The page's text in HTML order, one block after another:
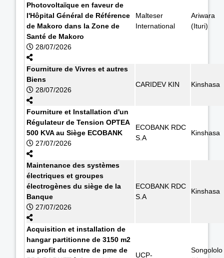
Photovoltaïque en faveur de
l'Hôpital Général de Référence
de Makoro dans la Zone de
Santé de Makoro
28/07/2026
Malteser
International
Ariwara
(Ituri)
Fourniture de Vivres et autres
Biens
28/07/2026
CARIDEV KIN Kinshasa
Fourniture et Installation d'un
Régulateur de Tension OPTEA
500 KVA au Siège ECOBANK
27/07/2026
ECOBANK RDC
S.A
Kinshasa
Maintenance des systèmes
électriques et groupes
électrogènes du siège de la
Banque
27/07/2026
ECOBANK RDC
S.A
Kinshasa
Acquisition et installation de
hangar partitionne de 3150 m2
au profit du centre de pme de
UCP-
Songololo